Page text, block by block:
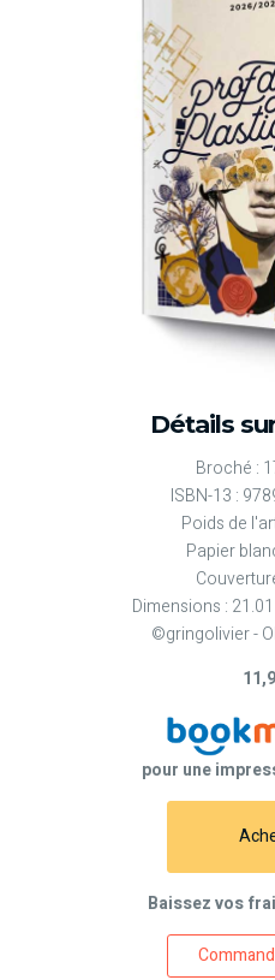
Détails
Broché :
ISBN-13 :
Poids de
Papier
Dimensions :
©gringolivier -
pour une
Baissez vos